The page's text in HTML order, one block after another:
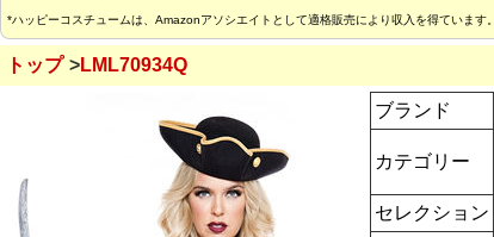
*ハッピーコスチュームは、Amazonアソシエイトとして適格販売により収入を得ています。
トップ LML70934Q
ブランド
カテゴリー
セレクション